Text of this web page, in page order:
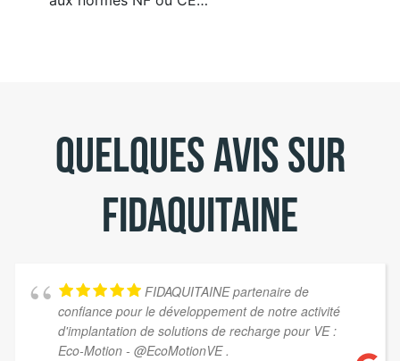
Quelques avis sur
Fidaquitaine
FIDAQUITAINE partenaire de
confiance pour le développement de notre activité
d'implantation de solutions de recharge pour VE :
Eco-Motion - @EcoMotionVE .